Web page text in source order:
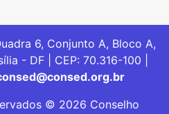
6, Conjunto A, Bloco A,
- DF | CEP: 70.316-100 |
© 2026 Conselho